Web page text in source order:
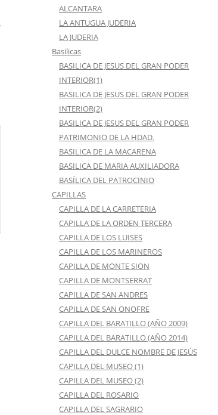
ALCANTARA
LA ANTUGUA JUDERIA
LA JUDERIA
Basilicas
BASILICA DE JESUS DEL GRAN PODER
INTERIOR(1)
BASILICA DE JESUS DEL GRAN PODER
INTERIOR(2)
BASILICA DE JESUS DEL GRAN PODER
PATRIMONIO DE LA HDAD.
BASILICA DE LA MACARENA
BASILICA DE MARIA AUXILIADORA
BASÍLICA DEL PATROCINIO
CAPILLAS
CAPILLA DE LA CARRETERIA
CAPILLA DE LA ORDEN TERCERA
CAPILLA DE LOS LUISES
CAPILLA DE LOS MARINEROS
CAPILLA DE MONTE SION
CAPILLA DE MONTSERRAT
CAPILLA DE SAN ANDRES
CAPILLA DE SAN ONOFRE
CAPILLA DEL BARATILLO (AÑO 2009)
CAPILLA DEL BARATILLO (AÑO 2014)
CAPILLA DEL DULCE NOMBRE DE JESÚS
CAPILLA DEL MUSEO (1)
CAPILLA DEL MUSEO (2)
CAPILLA DEL ROSARIO
CAPILLA DEL SAGRARIO